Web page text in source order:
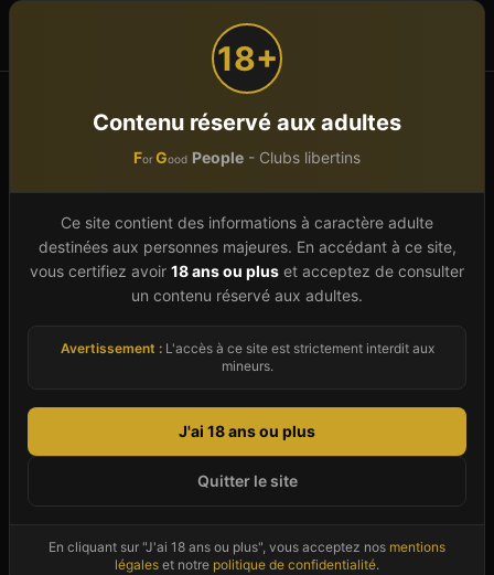
18+
Contenu réservé aux adultes
ForGood People - Clubs libertins
Ce site contient des informations à caractère adulte
destinées aux personnes majeures. En accédant à ce site,
vous certifiez avoir 18 ans ou plus et acceptez de consulter
un contenu réservé aux adultes.
Avertissement :L'accès à ce site est strictement interdit aux
mineurs.
J'ai 18 ans ou plus
Quitter le site
En cliquant sur "J'ai 18 ans ou plus", vous acceptez nos mentions
légales et notre politique de confidentialité.
Accueil Nouvelle-Aquitaine
Pyrénées-Atlantiques (64)
La Plage Sauvagnon
Spa LibertinÀSAUVAGNON
À vérifier
61 rue de Bruscos,64230 SAUVAGNON
Hébergement
Donne ton avis (anonyme, sans inscription)
Images d'illustration